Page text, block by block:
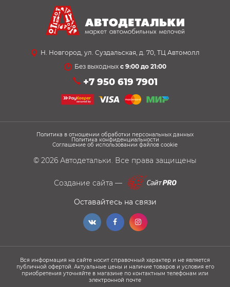
Н. Новгород, ул. Суздальская, д. 70, ТЦ Автомолл
Без выходных с 9:00 до 21:00
+7 950 619 7901
Политика в отношении обработки персональных данных
Политика конфиденциальности
Соглашение об использовании файлов cookie
© 2026 Автодетальки. Все права защищены
Оставайтесь на связи
Создание сайта —
Вся информация на сайте носит справочный характер и не является
публичной офертой. Актуальные цены и наличие товаров и условия его
приобретения уточняйте в магазине по контактным телефонам или
электронной почте